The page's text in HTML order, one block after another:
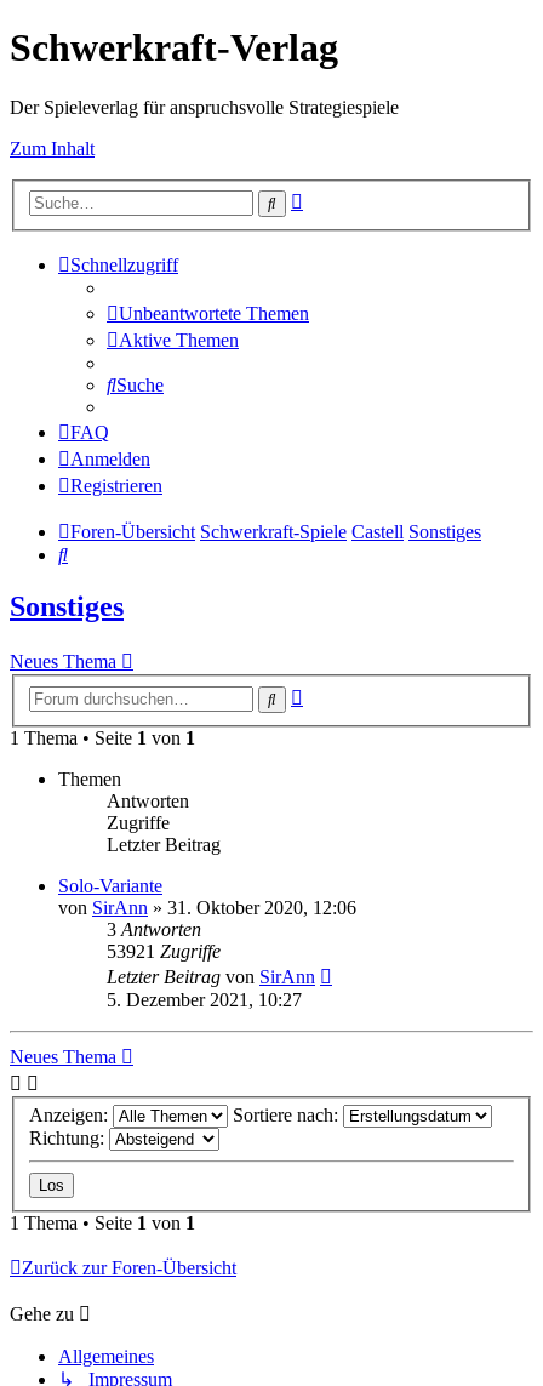
Schwerkraft-Verlag
Der Spieleverlag für anspruchsvolle Strategiespiele
Zum Inhalt
Suche
Schnellzugriff
Unbeantwortete Themen
Aktive Themen
Suche
FAQ
Anmelden
Registrieren
Foren-Übersicht Schwerkraft-Spiele Castell Sonstiges
Suche
Sonstiges
Neues Thema
Suche
1 Thema • Seite 1 von 1
Themen
Antworten
Zugriffe
Letzter Beitrag
Solo-Variante
von SirAnn » 31. Oktober 2020, 12:06
3 Antworten
53921 Zugriffe
Letzter Beitrag von SirAnn
5. Dezember 2021, 10:27
Neues Thema
Anzeigen:
Sortiere nach:
Richtung:
1 Thema • Seite 1 von 1
Zurück zur Foren-Übersicht
Gehe zu
Allgemeines
↳ Impressum